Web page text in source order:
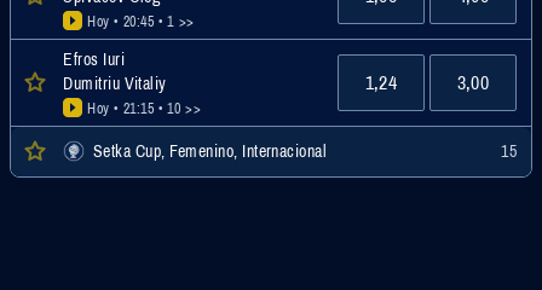
Hoy • 20:45 • 1 >>
Efros Iuri
Dumitriu Vitaliy
Hoy • 21:15 • 10 >>
1,24 3,00
Setka Cup, Femenino, Internacional 15